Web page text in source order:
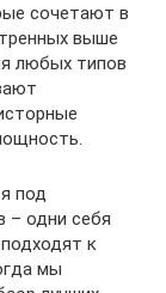
сочетают в
выше
любых типов
под
– одни себя
к
мы